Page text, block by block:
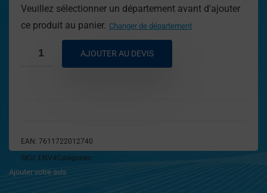
Veuillez sélectionner un département avant d'ajouter
ce produit au panier. Changer de département
AJOUTER AU DEVIS
EAN: 7611722012740
SKU: ENV4Catégories: ,
Ajouter votre avis